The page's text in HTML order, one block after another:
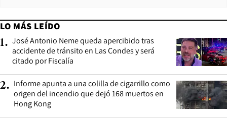
LO MÁS LEÍDO
1. José Antonio Neme queda apercibido tras
accidente de tránsito en Las Condes y será
citado por Fiscalía
2. Informe apunta a una colilla de cigarrillo como
origen del incendio que dejó 168 muertos en
Hong Kong